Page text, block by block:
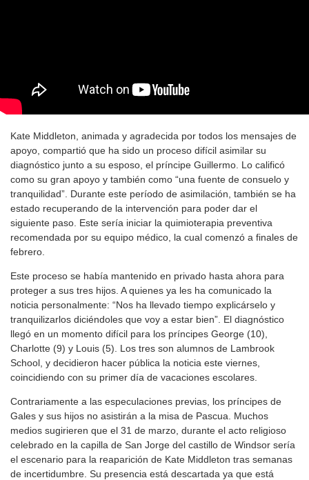
Kate Middleton, animada y agradecida por todos los mensajes de
apoyo, compartió que ha sido un proceso difícil asimilar su
diagnóstico junto a su esposo, el príncipe Guillermo. Lo calificó
como su gran apoyo y también como “una fuente de consuelo y
tranquilidad”. Durante este período de asimilación, también se ha
estado recuperando de la intervención para poder dar el
siguiente paso. Este sería iniciar la quimioterapia preventiva
recomendada por su equipo médico, la cual comenzó a finales de
febrero.
Este proceso se había mantenido en privado hasta ahora para
proteger a sus tres hijos. A quienes ya les ha comunicado la
noticia personalmente: “Nos ha llevado tiempo explicárselo y
tranquilizarlos diciéndoles que voy a estar bien”. El diagnóstico
llegó en un momento difícil para los príncipes George (10),
Charlotte (9) y Louis (5). Los tres son alumnos de Lambrook
School, y decidieron hacer pública la noticia este viernes,
coincidiendo con su primer día de vacaciones escolares.
Contrariamente a las especulaciones previas, los príncipes de
Gales y sus hijos no asistirán a la misa de Pascua. Muchos
medios sugirieren que el 31 de marzo, durante el acto religioso
celebrado en la capilla de San Jorge del castillo de Windsor sería
el escenario para la reaparición de Kate Middleton tras semanas
de incertidumbre. Su presencia está descartada ya que está